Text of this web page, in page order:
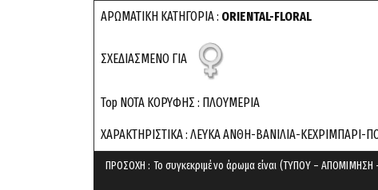
ΑΡΩΜΑΤΙΚΗ ΚΑΤΗΓΟΡΙΑ : ORIENTAL-FLORAL
ΣΧΕΔΙΑΣΜΕΝΟ ΓΙΑ
Top ΝΟΤΑ ΚΟΡΥΦΗΣ : ΠΛΟΥΜΕΡΙΑ
ΧΑΡΑΚΤΗΡΙΣΤΙΚΑ : ΛΕΥΚΑ ΑΝΘΗ-ΒΑΝΙΛΙΑ-ΚΕΧΡΙΜΠΑΡΙ-
ΠΡΟΣΟΧΗ : Το συγκεκριμένο άρωμα είναι (ΤΥΠΟΥ – ΑΠΟΜΙΜΗΣΗ